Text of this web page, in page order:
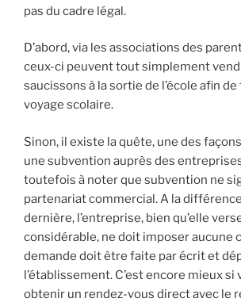
pas du cadre légal.
D’abord, via les associations des
ceux-ci peuvent tout simplement
saucissons à la sortie de l’école afin
voyage scolaire.
Sinon, il existe la quête, une des
une subvention auprès des
toutefois à noter que subvention ne
partenariat commercial. A la
dernière, l’entreprise, bien qu’elle
considérable, ne doit imposer aucune
demande doit être faite par écrit et
l’établissement. C’est encore mieux si
obtenir un rendez-vous direct avec le